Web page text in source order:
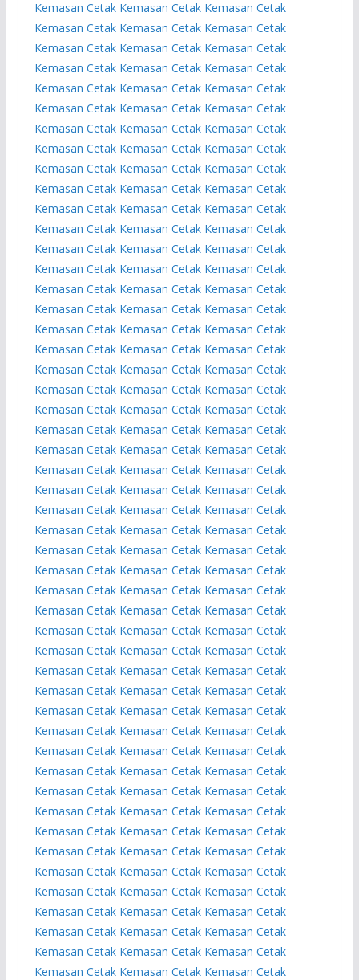
Kemasan Cetak Kemasan Cetak Kemasan Cetak
Kemasan Cetak Kemasan Cetak Kemasan Cetak
Kemasan Cetak Kemasan Cetak Kemasan Cetak
Kemasan Cetak Kemasan Cetak Kemasan Cetak
Kemasan Cetak Kemasan Cetak Kemasan Cetak
Kemasan Cetak Kemasan Cetak Kemasan Cetak
Kemasan Cetak Kemasan Cetak Kemasan Cetak
Kemasan Cetak Kemasan Cetak Kemasan Cetak
Kemasan Cetak Kemasan Cetak Kemasan Cetak
Kemasan Cetak Kemasan Cetak Kemasan Cetak
Kemasan Cetak Kemasan Cetak Kemasan Cetak
Kemasan Cetak Kemasan Cetak Kemasan Cetak
Kemasan Cetak Kemasan Cetak Kemasan Cetak
Kemasan Cetak Kemasan Cetak Kemasan Cetak
Kemasan Cetak Kemasan Cetak Kemasan Cetak
Kemasan Cetak Kemasan Cetak Kemasan Cetak
Kemasan Cetak Kemasan Cetak Kemasan Cetak
Kemasan Cetak Kemasan Cetak Kemasan Cetak
Kemasan Cetak Kemasan Cetak Kemasan Cetak
Kemasan Cetak Kemasan Cetak Kemasan Cetak
Kemasan Cetak Kemasan Cetak Kemasan Cetak
Kemasan Cetak Kemasan Cetak Kemasan Cetak
Kemasan Cetak Kemasan Cetak Kemasan Cetak
Kemasan Cetak Kemasan Cetak Kemasan Cetak
Kemasan Cetak Kemasan Cetak Kemasan Cetak
Kemasan Cetak Kemasan Cetak Kemasan Cetak
Kemasan Cetak Kemasan Cetak Kemasan Cetak
Kemasan Cetak Kemasan Cetak Kemasan Cetak
Kemasan Cetak Kemasan Cetak Kemasan Cetak
Kemasan Cetak Kemasan Cetak Kemasan Cetak
Kemasan Cetak Kemasan Cetak Kemasan Cetak
Kemasan Cetak Kemasan Cetak Kemasan Cetak
Kemasan Cetak Kemasan Cetak Kemasan Cetak
Kemasan Cetak Kemasan Cetak Kemasan Cetak
Kemasan Cetak Kemasan Cetak Kemasan Cetak
Kemasan Cetak Kemasan Cetak Kemasan Cetak
Kemasan Cetak Kemasan Cetak Kemasan Cetak
Kemasan Cetak Kemasan Cetak Kemasan Cetak
Kemasan Cetak Kemasan Cetak Kemasan Cetak
Kemasan Cetak Kemasan Cetak Kemasan Cetak
Kemasan Cetak Kemasan Cetak Kemasan Cetak
Kemasan Cetak Kemasan Cetak Kemasan Cetak
Kemasan Cetak Kemasan Cetak Kemasan Cetak
Kemasan Cetak Kemasan Cetak Kemasan Cetak
Kemasan Cetak Kemasan Cetak Kemasan Cetak
Kemasan Cetak Kemasan Cetak Kemasan Cetak
Kemasan Cetak Kemasan Cetak Kemasan Cetak
Kemasan Cetak Kemasan Cetak Kemasan Cetak
Kemasan Cetak Kemasan Cetak Kemasan Cetak